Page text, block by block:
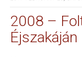
2008 –
Éjszakáján